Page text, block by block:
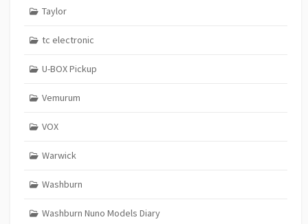
Taylor
tc electronic
U-BOX Pickup
Vemurum
VOX
Warwick
Washburn
Washburn Nuno Models Diary